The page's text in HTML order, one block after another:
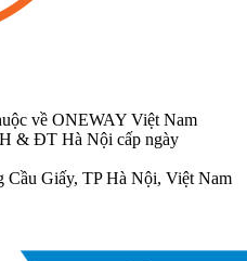
về ONEWAY Việt Nam
& ĐT Hà Nội cấp ngày
Cầu Giấy, TP Hà Nội, Việt Nam